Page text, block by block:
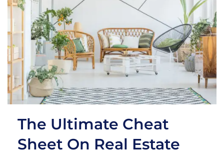
The Ultimate Cheat
Sheet On Real Estate